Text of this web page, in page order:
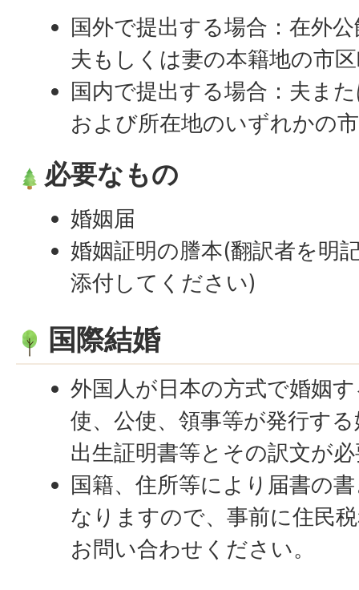
国外で提出する場合：在外
夫もしくは妻の本籍地の市
国内で提出する場合：夫ま
および所在地のいずれかの
必要なもの
婚姻届
婚姻証明の謄本(翻訳者を明
添付してください)
国際結婚
外国人が日本の方式で婚姻
使、公使、領事等が発行す
出生証明書等とその訳文が
国籍、住所等により届書の
なりますので、事前に住民
お問い合わせください。